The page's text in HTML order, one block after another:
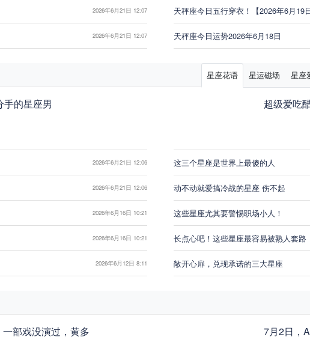
2026年6月21日 12:07 天秤座今日五行穿衣！【2026年6月19日
2026年6月21日 12:07 天秤座今日运势2026年6月18日
星座花语 星运磁场 星座
手的星座男 超级爱吃
2026年6月21日 12:06 这三个星座是世界上最傻的人
2026年6月21日 12:06 动不动就爱搞冷战的星座 伤不起
2026年6月16日 10:21 这些星座尤其要警惕职场小人！
2026年6月16日 10:21 长点心吧！这些星座最容易被熟人套路
2026年6月12日 8:11 敞开心扉，兑现承诺的三大星座
部戏没演过，黄多 7月2日，